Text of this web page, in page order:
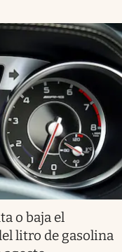
o baja el
litro de gasolina